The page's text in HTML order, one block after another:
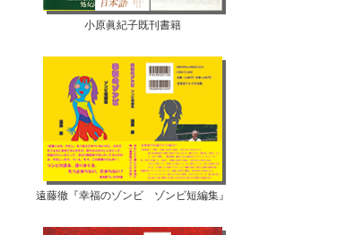
小原眞紀子既刊書籍
遠藤徹『幸福のゾンビ ゾンビ短編集』